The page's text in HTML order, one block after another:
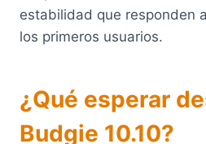
estabilidad que responden
los primeros usuarios.
¿Qué esperar
Budgie 10.10?